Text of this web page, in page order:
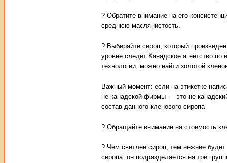
? Обратите внимание на его
среднюю маслянистость.
? Выбирайте сироп, который
уровне следит Канадское агентство
технологии, можно найти золотой
Важный момент: если на этикетке
не канадской фирмы — это не
состав данного кленового сиропа
? Обращайте внимание на стоимость
? Чем светлее сироп, тем нежнее
сиропа: он подразделяется на три